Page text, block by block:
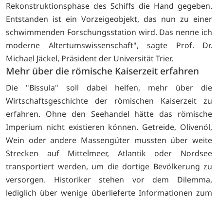
Rekonstruktionsphase des Schiffs die Hand gegeben.
Entstanden ist ein Vorzeigeobjekt, das nun zu einer
schwimmenden Forschungsstation wird. Das nenne ich
moderne Altertumswissenschaft", sagte Prof. Dr.
Michael Jäckel, Präsident der Universität Trier.
Mehr über die römische Kaiserzeit erfahren
Die "Bissula" soll dabei helfen, mehr über die
Wirtschaftsgeschichte der römischen Kaiserzeit zu
erfahren. Ohne den Seehandel hätte das römische
Imperium nicht existieren können. Getreide, Olivenöl,
Wein oder andere Massengüter mussten über weite
Strecken auf Mittelmeer, Atlantik oder Nordsee
transportiert werden, um die dortige Bevölkerung zu
versorgen. Historiker stehen vor dem Dilemma,
lediglich über wenige überlieferte Informationen zum